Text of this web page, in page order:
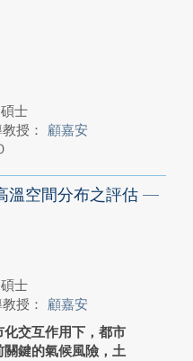
士
授： 顧嘉安
溫空間分布之評估 —
士
授： 顧嘉安
交互作用下，都市
鍵的氣候風險，土